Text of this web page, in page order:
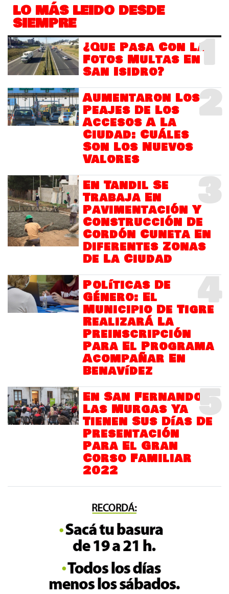
LO MÁS LEIDO DESDE
SIEMPRE
1
¿Que Pasa Con Las
Fotos Multas En
San Isidro?
2
Aumentaron Los
Peajes De Los
Accesos A La
Ciudad: Cuáles
Son Los Nuevos
Valores
3
En Tandil Se
Trabaja En
Pavimentación Y
Construcción De
Cordón Cuneta En
Diferentes Zonas
De La Ciudad
4
Políticas De
Género: El
Municipio De Tigre
Realizará La
Preinscripción
Para El Programa
Acompañar En
Benavídez
5
En San Fernando
Las Murgas Ya
Tienen Sus Días De
Presentación
Para El Gran
Corso Familiar
2022